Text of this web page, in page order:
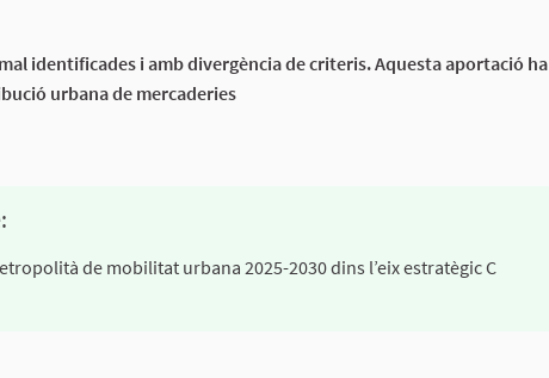
identificades i amb divergència de criteris. Aquesta aportació ha
urbana de mercaderies
de mobilitat urbana 2025-2030 dins l’eix estratègic C